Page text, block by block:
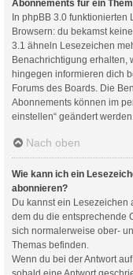
Abonnements für ein
In phpBB 3.0
Browsern: du bekamst
3.1 ähneln Lesezeichen
Benachrichtigung erhalten,
hingegen informieren dich
Forums des Boards. Die
Abonnements können im
einstellen“ geändert werden.
Nach oben
Wie kann ich ein
abonnieren?
Du kannst ein Lesezeichen
dem du die entsprechende
sich normalerweise ober-
Themas befinden.
Wenn du bei der Antwort